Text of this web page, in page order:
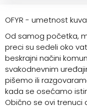
OFYR - umetnost
Od samog početka,
preci su sedeli oko
beskrajni načini
svakodnevnim
pišemo ili
kada se osećamo
Obično se ovi trenuci